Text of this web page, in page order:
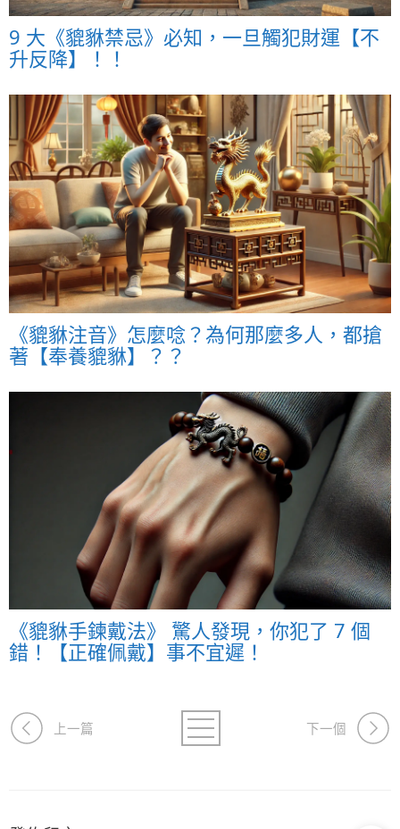
9 大《貔貅禁忌》必知，一旦觸犯財運【不
升反降】！！
《貔貅注音》怎麼唸？為何那麼多人，都搶
著【奉養貔貅】？？
《貔貅手鍊戴法》 驚人發現，你犯了 7 個
錯！【正確佩戴】事不宜遲！
上一篇 下一個